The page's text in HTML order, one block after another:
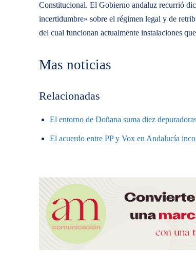
Constitucional. El Gobierno andaluz recurrió
incertidumbre» sobre el régimen legal y de
del cual funcionan actualmente instalaciones
Mas noticias
Relacionadas
El entorno de Doñana suma diez
El acuerdo entre PP y Vox en Andalucía